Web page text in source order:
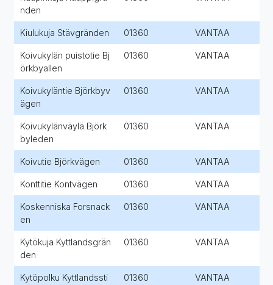
nden
Kiulukuja Stävgränden 01360 VANTAA
Koivukylän puistotie Bj
örkbyallen
01360 VANTAA
Koivukyläntie Björkbyv
ägen
01360 VANTAA
Koivukylänväylä Björk
byleden
01360 VANTAA
Koivutie Björkvägen 01360 VANTAA
Konttitie Kontvägen 01360 VANTAA
Koskenniska Forsnack
en
01360 VANTAA
Kytökuja Kyttlandsgrän
den
01360 VANTAA
Kytöpolku Kyttlandssti
01360 VANTAA